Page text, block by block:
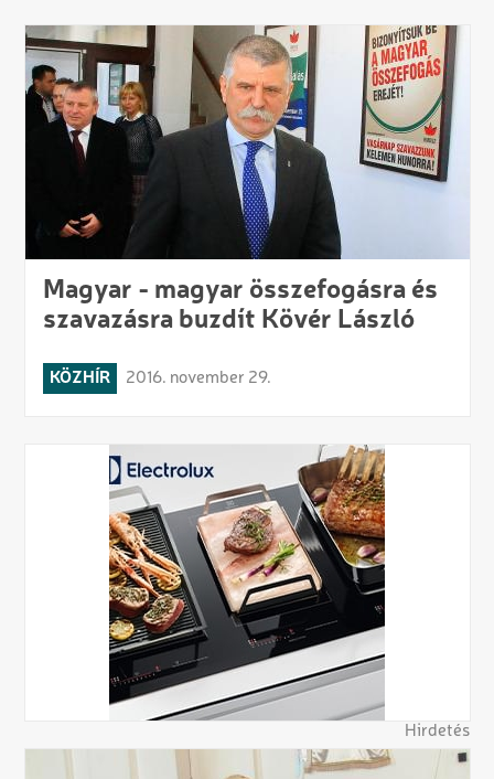
Magyar - magyar összefogásra és
szavazásra buzdít Kövér László
KÖZHÍR 2016. november 29.
Hirdetés